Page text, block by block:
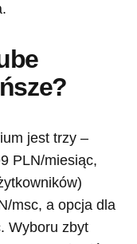
jest trzy –
PLN/miesiąc,
msc, a opcja dla
Wyboru zbyt